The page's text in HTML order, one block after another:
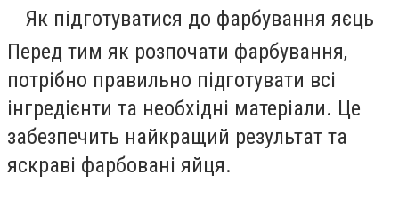
Як підготуватися до фарбування яєць
Перед тим як розпочати фарбування,
потрібно правильно підготувати всі
інгредієнти та необхідні матеріали. Це
забезпечить найкращий результат та
яскраві фарбовані яйця.